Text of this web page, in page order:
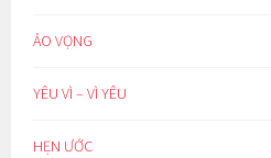
ẢO VỌNG
YÊU VÌ – VÌ YÊU
HẸN ƯỚC